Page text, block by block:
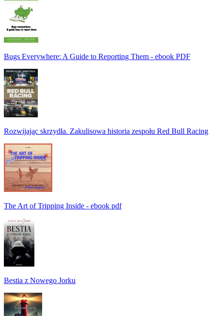
Bugs Everywhere: A Guide to Reporting Them - ebook PDF
Rozwijając skrzydła. Zakulisowa historia zespołu Red Bull Racing
The Art of Tripping Inside - ebook pdf
Bestia z Nowego Jorku